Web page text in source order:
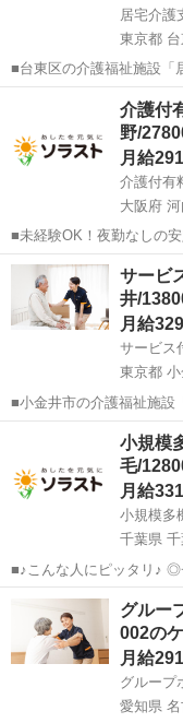
居宅介護
東京都 台
■台東区の介護福祉施設「
アマネジャー（正社員）
アマネ経験を活かせるフルタイムのお
修の費用は会社が負担し
ケア
介護付
野/
月給
大阪府
■未経験OK！夜勤なしの
付有料老人ホーム ソラス
担当者）の正社員募集。 必要な時にご本人様とすぐに話すこともで
き、介護スタッフや看護
大阪 河内長野市
サービ
井/
月給
東京都
■小金井市の介護福祉施設
井」のケアマネージャー正社員求人募集
ク★ 居宅ケアマネのよう
ん！担当する入居者さま
小金井市 ケ
小規模
毛/
月給
千葉県
■♪こんな人にピッタリ♪ ◎
込む居宅と違い、すぐそ
う？」と周りを巻き込ん
な対応を楽しめる人 急な
千葉 千葉市 ケア
グルー
002の
月給
グループ
愛知県